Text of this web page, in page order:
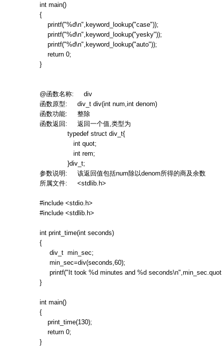
int main()
{
printf("%d\n",keyword_lookup("case"));
printf("%d\n",keyword_lookup("yesky"));
printf("%d\n",keyword_lookup("auto"));
return 0;
}
@函数名称: div
函数原型: div_t div(int num,int denom)
函数功能: 整除
函数返回: 返回一个值 类型为
typedef struct div_t{
int quot;
int rem;
}div_t;
参数说明: 该返回值包括num除以denom所得的商及余数
所属文件: <stdlib.h>
#include <stdio.h>
#include <stdlib.h>
int print_time(int seconds)
{
div_t min_sec;
min_sec=div(seconds,60);
printf("It took %d minutes and %d
}
int main()
{
print_time(130);
return 0;
}